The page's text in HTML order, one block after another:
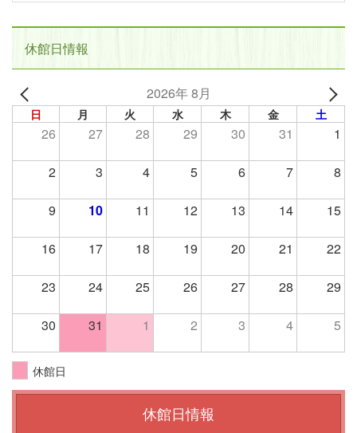
休館日情報
2026年 8月
日 月 火 水 木 金 土
26 27 28 29 30 31 1
2 3 4 5 6 7 8
9 10 11 12 13 14 15
16 17 18 19 20 21 22
23 24 25 26 27 28 29
30 31 1 2 3 4 5
休館日
休館日情報